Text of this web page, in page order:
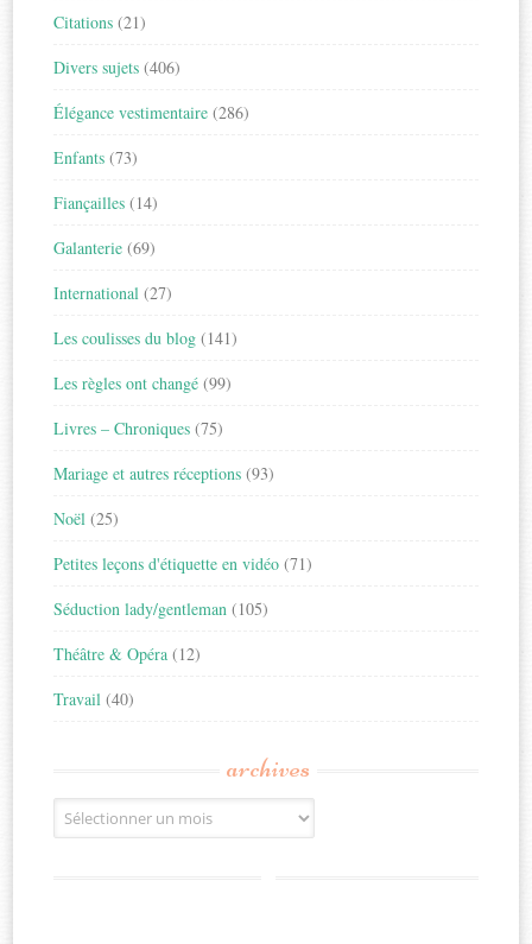
Citations (21)
Divers sujets (406)
Élégance vestimentaire (286)
Enfants (73)
Fiançailles (14)
Galanterie (69)
International (27)
Les coulisses du blog (141)
Les règles ont changé (99)
Livres – Chroniques (75)
Mariage et autres réceptions (93)
Noël (25)
Petites leçons d'étiquette en vidéo (71)
Séduction lady/gentleman (105)
Théâtre & Opéra (12)
Travail (40)
archives
Archives